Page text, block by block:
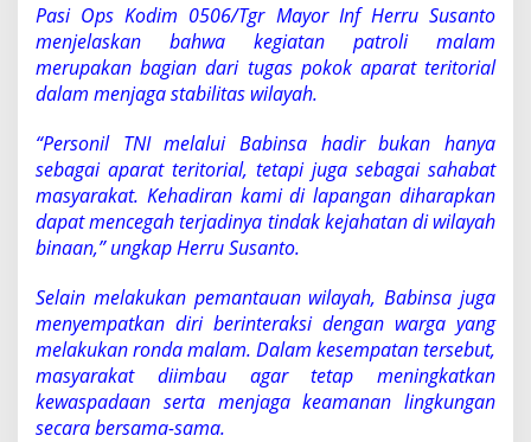
Pasi Ops Kodim 0506/Tgr Mayor Inf Herru Susanto
menjelaskan bahwa kegiatan patroli malam
merupakan bagian dari tugas pokok aparat teritorial
dalam menjaga stabilitas wilayah.
“Personil TNI melalui Babinsa hadir bukan hanya
sebagai aparat teritorial, tetapi juga sebagai sahabat
masyarakat. Kehadiran kami di lapangan diharapkan
dapat mencegah terjadinya tindak kejahatan di wilayah
binaan,” ungkap Herru Susanto.
Selain melakukan pemantauan wilayah, Babinsa juga
menyempatkan diri berinteraksi dengan warga yang
melakukan ronda malam. Dalam kesempatan tersebut,
masyarakat diimbau agar tetap meningkatkan
kewaspadaan serta menjaga keamanan lingkungan
secara bersama-sama.